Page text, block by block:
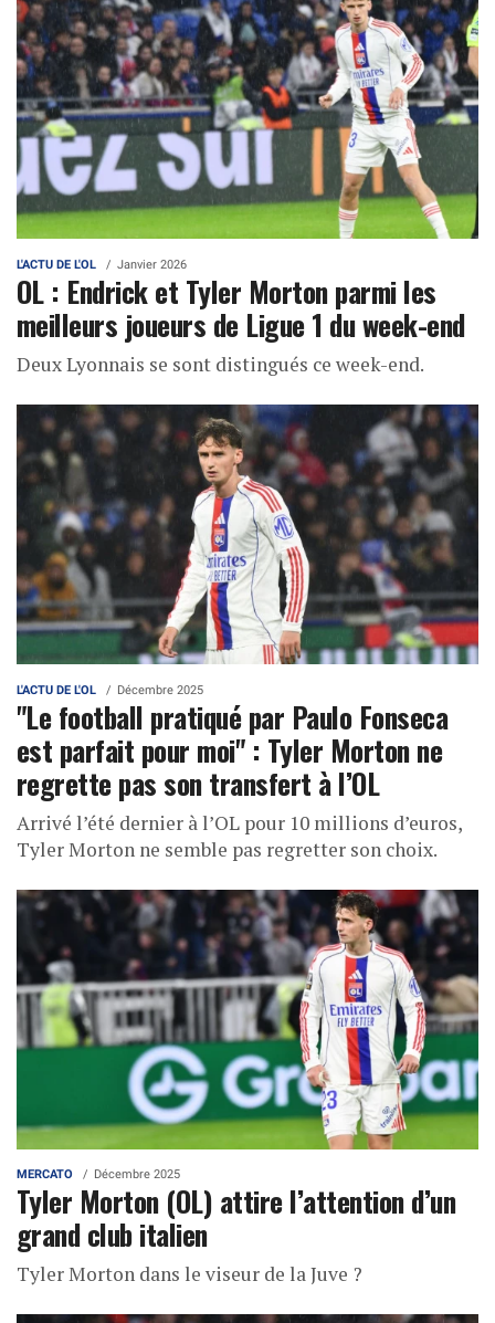
L'ACTU DE L'OL Janvier 2026
OL : Endrick et Tyler Morton parmi les
meilleurs joueurs de Ligue 1 du week-end
Deux Lyonnais se sont distingués ce week-end.
L'ACTU DE L'OL Décembre 2025
"Le football pratiqué par Paulo Fonseca
est parfait pour moi" : Tyler Morton ne
regrette pas son transfert à l’OL
Arrivé l’été dernier à l’OL pour 10 millions d’euros,
Tyler Morton ne semble pas regretter son choix.
MERCATO Décembre 2025
Tyler Morton (OL) attire l’attention d’un
grand club italien
Tyler Morton dans le viseur de la Juve ?